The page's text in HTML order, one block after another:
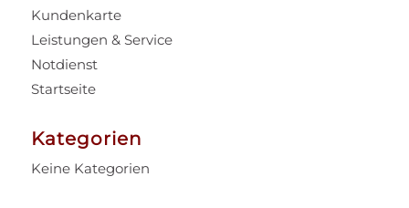
Kundenkarte
Leistungen & Service
Notdienst
Startseite
Kategorien
Keine Kategorien